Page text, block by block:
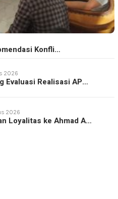
Konfli…
2026
Evaluasi Realisasi AP…
2026
Loyalitas ke Ahmad A…